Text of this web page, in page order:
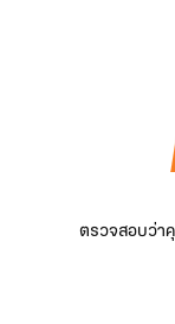
ตรวจสอบว่า